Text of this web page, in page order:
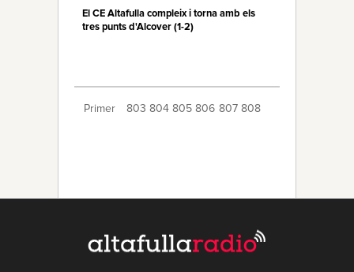
El CE Altafulla compleix i torna amb els
tres punts d'Alcover (1-2)
Primer 803 804 805 806 807 808
817 818 819 820 821 Últim